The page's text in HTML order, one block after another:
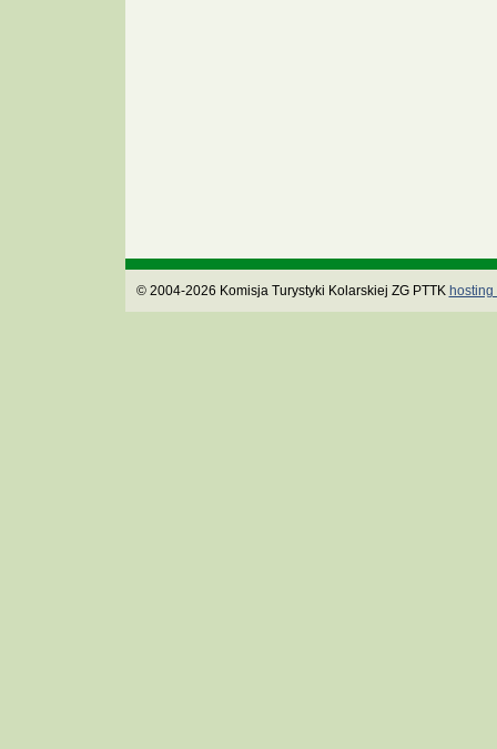
© 2004-2026 Komisja Turystyki Kolarskiej ZG PTTK hosting